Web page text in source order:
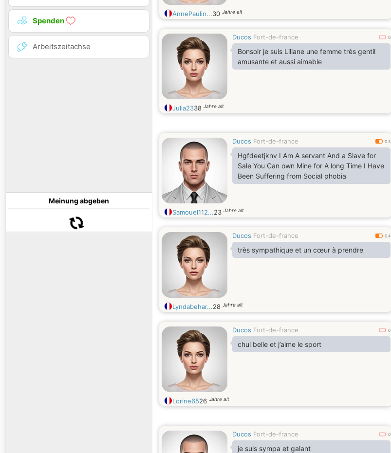
Spenden
Arbeitszeitachse
Meinung abgeben
AnnePaulin...30 Jahre alt
Ducos Fort-de-france 0
Bonsoir je suis Liliane une femme très gentil
amusante et aussi aimable
Julia2338 Jahre alt
Ducos Fort-de-france 0.3
Hgfdeetjknv I Am A servant And a Slave for
Sale You Can own Mine for A long Time I Have
Been Suffering from Social phobia
Samouel112...23 Jahre alt
Ducos Fort-de-france 0.4
très sympathique et un cœur à prendre
Lyndabehar...28 Jahre alt
Ducos Fort-de-france 0
chui belle et j’aime le sport
Lorine6526 Jahre alt
Ducos Fort-de-france 0
je suis sympa et galant